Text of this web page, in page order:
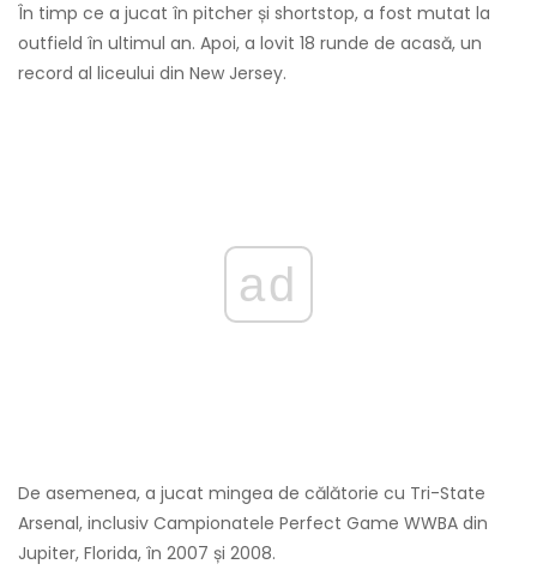
În timp ce a jucat în pitcher și shortstop, a fost mutat la
outfield în ultimul an. Apoi, a lovit 18 runde de acasă, un
record al liceului din New Jersey.
ad
De asemenea, a jucat mingea de călătorie cu Tri-State
Arsenal, inclusiv Campionatele Perfect Game WWBA din
Jupiter, Florida, în 2007 și 2008.